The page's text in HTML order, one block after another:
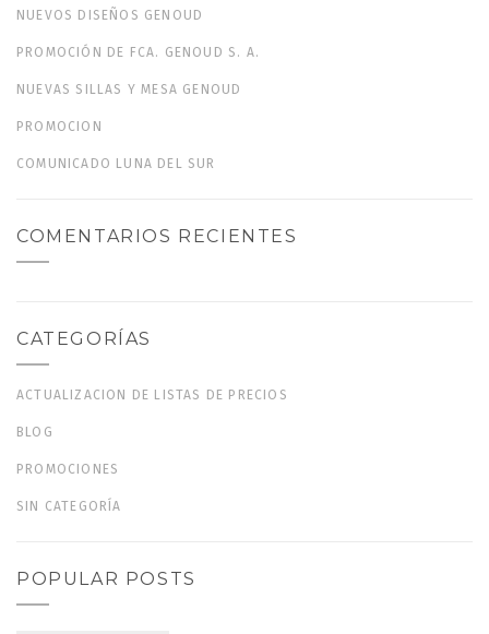
NUEVOS DISEÑOS GENOUD
PROMOCIÓN DE FCA. GENOUD S. A.
NUEVAS SILLAS Y MESA GENOUD
PROMOCION
COMUNICADO LUNA DEL SUR
COMENTARIOS RECIENTES
CATEGORÍAS
ACTUALIZACION DE LISTAS DE PRECIOS
BLOG
PROMOCIONES
SIN CATEGORÍA
POPULAR POSTS